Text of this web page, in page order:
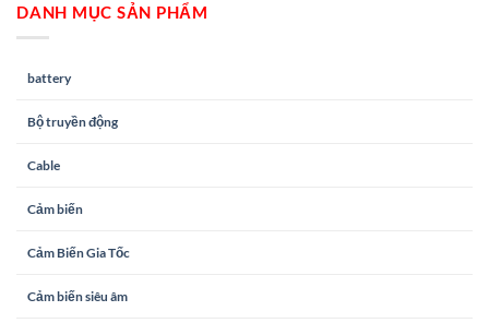
DANH MỤC SẢN PHẨM
battery
Bộ truyền động
Cable
Cảm biến
Cảm Biến Gia Tốc
Cảm biến siêu âm